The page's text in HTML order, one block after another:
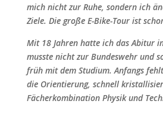
mich nicht zur Ruhe, sondern ich
Ziele. Die große E-Bike-Tour ist
Mit 18 Jahren hatte ich das Abitur
musste nicht zur Bundeswehr und
früh mit dem Studium. Anfangs
die Orientierung, schnell
Fächerkombination Physik und